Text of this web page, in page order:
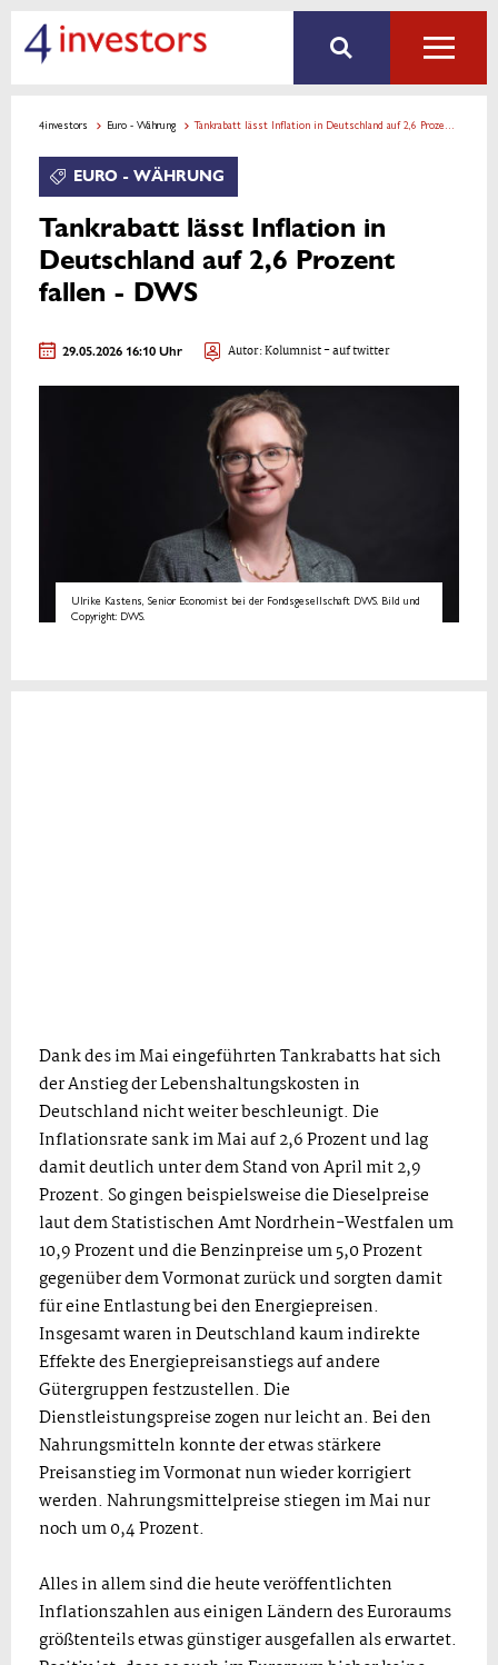
4investors Euro - Währung Tankrabatt lässt Inflation in Deutschland auf 2,6 Prozent fallen - DWS
EURO - WÄHRUNG
Tankrabatt lässt Inflation in
Deutschland auf 2,6 Prozent
fallen - DWS
29.05.2026 16:10 Uhr Autor:Kolumnist- auf twitter
Ulrike Kastens, Senior Economist bei der Fondsgesellschaft DWS. Bild und
Copyright: DWS.
Dank des im Mai eingeführten Tankrabatts hat sich
der Anstieg der Lebenshaltungskosten in
Deutschland nicht weiter beschleunigt. Die
Inflationsrate sank im Mai auf 2,6 Prozent und lag
damit deutlich unter dem Stand von April mit 2,9
Prozent. So gingen beispielsweise die Dieselpreise
laut dem Statistischen Amt Nordrhein-Westfalen um
10,9 Prozent und die Benzinpreise um 5,0 Prozent
gegenüber dem Vormonat zurück und sorgten damit
für eine Entlastung bei den Energiepreisen.
Insgesamt waren in Deutschland kaum indirekte
Effekte des Energiepreisanstiegs auf andere
Gütergruppen festzustellen. Die
Dienstleistungspreise zogen nur leicht an. Bei den
Nahrungsmitteln konnte der etwas stärkere
Preisanstieg im Vormonat nun wieder korrigiert
werden. Nahrungsmittelpreise stiegen im Mai nur
noch um 0,4 Prozent.
Alles in allem sind die heute veröffentlichten
Inflationszahlen aus einigen Ländern des Euroraums
größtenteils etwas günstiger ausgefallen als erwartet.